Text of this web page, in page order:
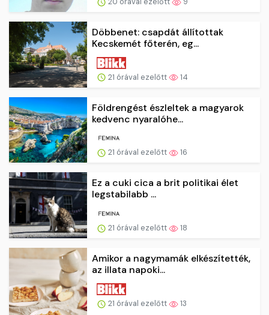
Döbbenet: csapdát állítottak
Kecskemét főterén, eg...
21 órával ezelőtt 14
Földrengést észleltek a magyarok
kedvenc nyaralóhe...
21 órával ezelőtt 16
Ez a cuki cica a brit politikai élet
legstabilabb ...
21 órával ezelőtt 18
Amikor a nagymamák elkészítették,
az illata napoki...
21 órával ezelőtt 13